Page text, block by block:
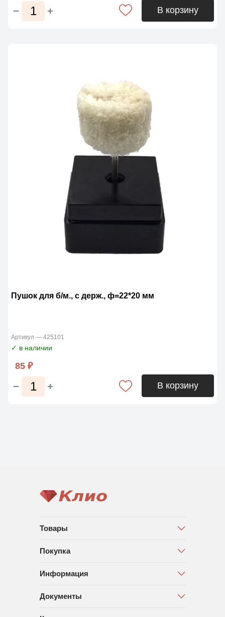
В корзину
Пушок для б/м., с держ., ф=22*20 мм
Артикул — 425101
✓ в наличии
85 ₽
В корзину
Товары
Покупка
Информация
Документы